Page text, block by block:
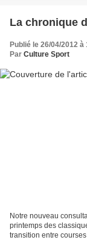
La chronique
Publié le 26/04/2012 à
Par Culture Sport
Notre nouveau
printemps des
transition entre